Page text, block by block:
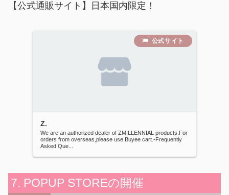
【公式通販サイト】日本国内限定！
Z.
We are an authorized dealer of ZMILLENNIAL products.For
orders from overseas,please use Buyee cart.-Frequently
Asked Que...
POPUP STOREの開催